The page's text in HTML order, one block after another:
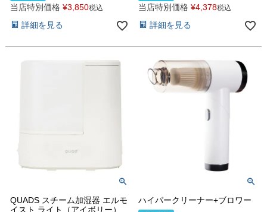
当店特別価格 ¥3,850税込
詳細を見る
当店特別価格 ¥4,378税込
詳細を見る
QUADS スチーム加湿器 エルモ
イスト ライト（アイボリー）
ハイパークリーナー+ブロワー